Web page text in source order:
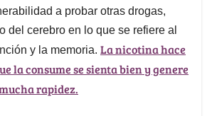
a probar otras drogas,
del cerebro en lo que se refiere al
y la memoria. La nicotina hace
la consume se sienta bien y genere
rapidez.